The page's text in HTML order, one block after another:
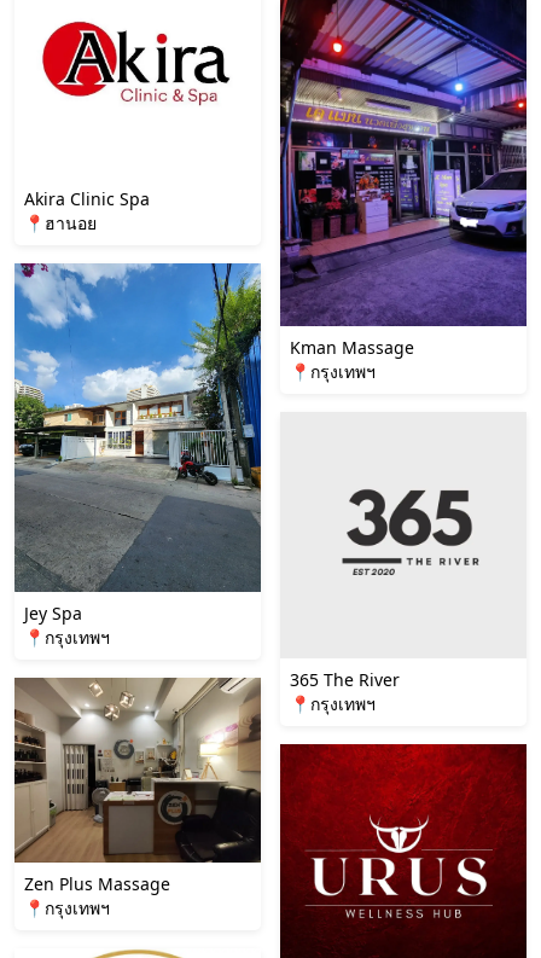
Akira Clinic Spa
📍ฮานอย
Jey Spa
📍กรุงเทพฯ
Zen Plus Massage
📍กรุงเทพฯ
Kman Massage
📍กรุงเทพฯ
365 The River
📍กรุงเทพฯ